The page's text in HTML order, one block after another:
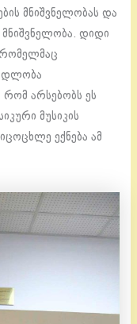
მნიშვნელობას და
მნიშვნელობა. დიდი
რომელმაც
არსებობს ეს
მუსიკის
ექნება ამ